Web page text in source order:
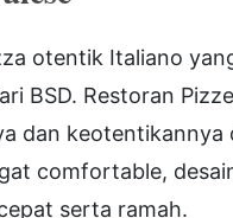
otentik Italiano
BSD. Restoran
dan keotentikannya
comfortable,
serta ramah.